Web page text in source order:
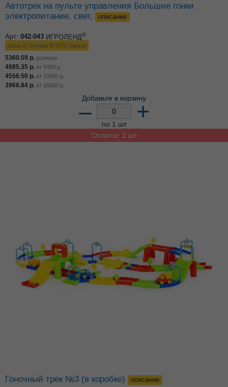
Автотрек на пульте управления Большие гонки
электропитание, свет,
описание
Арт: 042-043 ИГРОЛЕНД®
Цена от суммы ВСЕГО заказа
5360.59 р. розница
4985.35 р. от 5000 р.
4556.50 р. от 10000 р.
3966.84 р. от 15000 р.
Добавьте в корзину
– +
по 1 шт
Остаток: 2 шт
Гоночный трек №3 (в коробке) описание